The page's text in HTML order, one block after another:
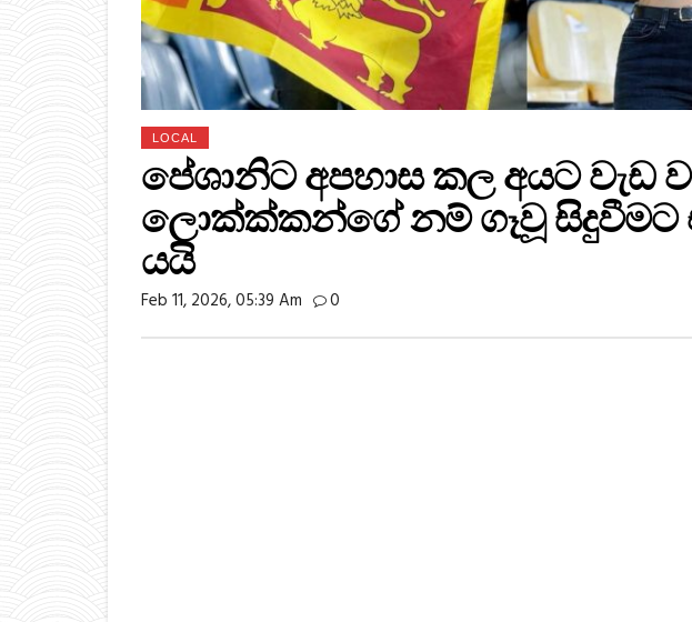
LOCAL
පේශානිට අපහාස කල අයට වැඩ
ලොක්ක්කන්ගේ නම් ගෑවූ සිදුවීමට
යයි
Feb 11, 2026, 05:39 Am 0